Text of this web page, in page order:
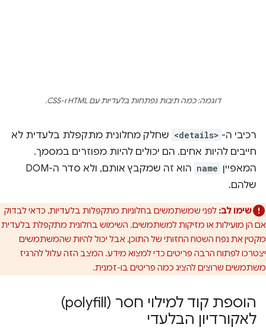
דוגמה: כמה תיבות נפתחות בלעדיות עם HTML ו-CSS.
רכיבי ה- <details> שחלק מחלונית מתקפלת בלעדית לא
חייבים להיות אחים. הם יכולים להיות מפוזרים במסמך.
המאפיין name
הוא זה שמקבץ אותם, ולא סדר ה-DOM
שלהם.
שימו לב: לפני שמשתמשים בחלוניות מתקפלות בלעדיות, כדאי לבדוק
אם הן מועילות או מזיקות למשתמשים. השימוש בחלונית מתקפלת בלעדית
מקטין את נפח השטח החזותי של התוכן, אבל יכול להיות שהמשתמשים
יצטרכו לפתוח הרבה פריטים כדי למצוא מידע. המצב הזה עלול להרגיז
משתמשים שרוצים להציג כמה פריטים בו-זמנית.
הוספת קוד למילוי חסר (polyfill)
לאקורדיון הבלעדי